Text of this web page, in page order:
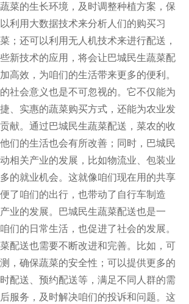
菜的生长环境，及时调整种植方案，保
利用大数据技术来分析人们的购买习
；还可以利用无人机技术来进行配送，
新技术的应用，将会让巴城民生蔬菜配
高效，为咱们的生活带来更多的便利。
社会意义也是不可忽视的。它不仅能为
、实惠的蔬菜购买方式，还能为农业发
献。通过巴城民生蔬菜配送，菜农的收
们的生活也会有所改善；同时，巴城民
相关产业的发展，比如物流业、包装业
的就业机会。这就像咱们现在用的共享
了咱们的出行，也带动了自行车制造
业的发展。巴城民生蔬菜配送也是一
们的日常生活，也促进了社会的发展。
配送也需要不断改进和完善。比如，可
，确保蔬菜的安全性；可以提供更多的
配送、预约配送等，满足不同人群的需
服务，及时解决咱们的投诉和问题。这